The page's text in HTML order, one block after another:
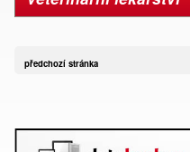
předchozí stránka